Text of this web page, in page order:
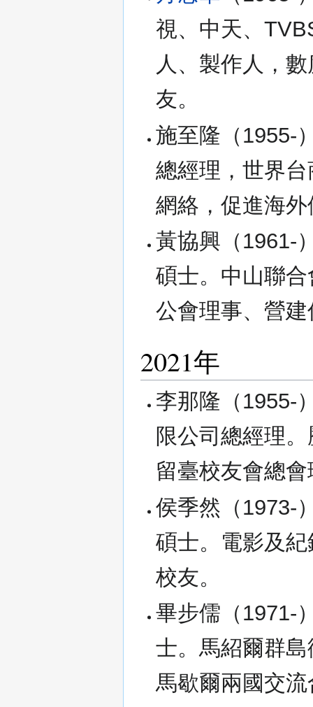
視、中天、
人、製作人，
友。
施至隆（1955-
總經理，世界
網絡，促進海
黃協興（1961-
碩士。中山聯
公會理事、營
2021年
李那隆（1955-
限公司總經理
留臺校友會總
侯季然（1973-
碩士。電影及
校友。
畢步儒（1971-
士。馬紹爾群
馬歇爾兩國交